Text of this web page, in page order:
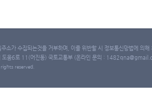
소가 수집되는것을 거부하며, 이를 위반할 시 정보통신망법에 의
도움6로 11(어진동) 국토교통부 (온라인 문의 :
reserved.